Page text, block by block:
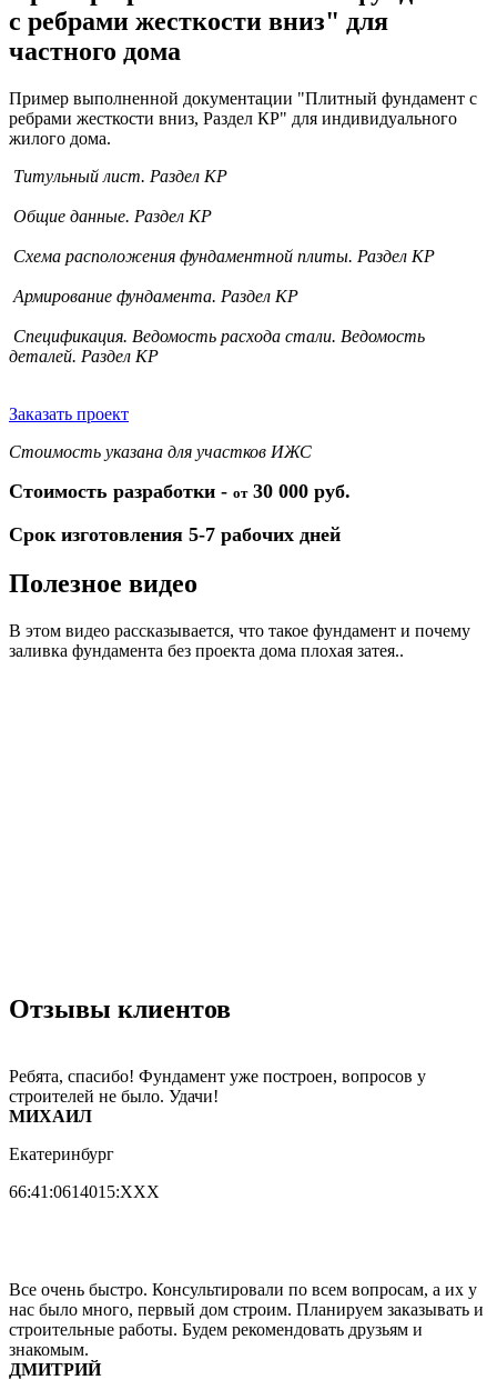
с ребрами жесткости вниз" для
частного дома
Пример выполненной документации "Плитный фундамент с
ребрами жесткости вниз, Раздел КР" для индивидуального
жилого дома.
Титульный лист. Раздел КР
Общие данные. Раздел КР
Схема расположения фундаментной плиты. Раздел КР
Армирование фундамента. Раздел КР
Спецификация. Ведомость расхода стали. Ведомость
деталей. Раздел КР
Заказать проект
Стоимость указана для участков ИЖС
Стоимость разработки - от30 000 руб.
Срок изготовления 5-7 рабочих дней
Полезное видео
В этом видео рассказывается, что такое фундамент и почему
заливка фундамента без проекта дома плохая затея..
Отзывы клиентов
Ребята, спасибо! Фундамент уже построен, вопросов у
строителей не было. Удачи!
МИХАИЛ
Екатеринбург
66:41:0614015:ХХХ
Все очень быстро. Консультировали по всем вопросам, а их у
нас было много, первый дом строим. Планируем заказывать и
строительные работы. Будем рекомендовать друзьям и
знакомым.
ДМИТРИЙ